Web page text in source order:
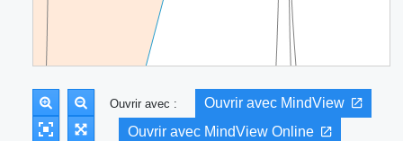
Ouvrir avec :
Ouvrir avec MindView
Ouvrir avec MindView Online